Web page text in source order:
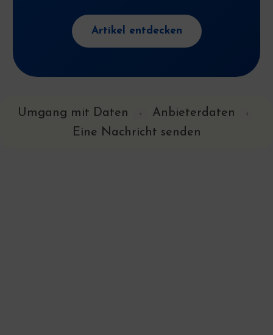
Artikel entdecken
Umgang mit Daten ‹ Anbieterdaten ‹
Eine Nachricht senden